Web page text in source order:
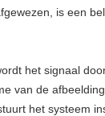
is een
het signaal
van de
het systeem